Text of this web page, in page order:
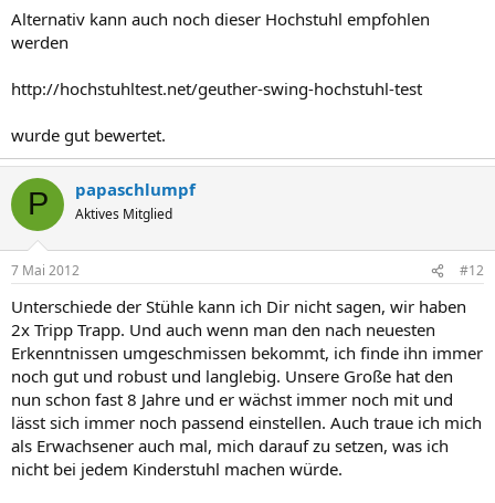
Alternativ kann auch noch dieser Hochstuhl empfohlen
werden
http://hochstuhltest.net/geuther-swing-hochstuhl-test
wurde gut bewertet.
P papaschlumpf
Aktives Mitglied
7 Mai 2012 #12
Unterschiede der Stühle kann ich Dir nicht sagen, wir haben
2x Tripp Trapp. Und auch wenn man den nach neuesten
Erkenntnissen umgeschmissen bekommt, ich finde ihn immer
noch gut und robust und langlebig. Unsere Große hat den
nun schon fast 8 Jahre und er wächst immer noch mit und
lässt sich immer noch passend einstellen. Auch traue ich mich
als Erwachsener auch mal, mich darauf zu setzen, was ich
nicht bei jedem Kinderstuhl machen würde.